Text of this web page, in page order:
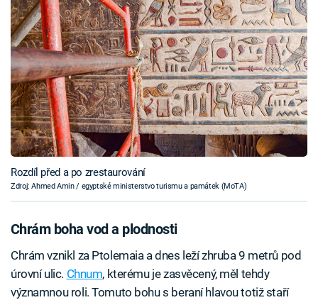
Rozdíl před a po zrestaurování
Zdroj: Ahmed Amin / egyptské ministerstvo turismu a památek (MoTA)
Chrám boha vod a plodnosti
Chrám vznikl za Ptolemaia a dnes leží zhruba 9 metrů pod
úrovní ulic. Chnum, kterému je zasvěcený, měl tehdy
významnou roli. Tomuto bohu s beraní hlavou totiž staří